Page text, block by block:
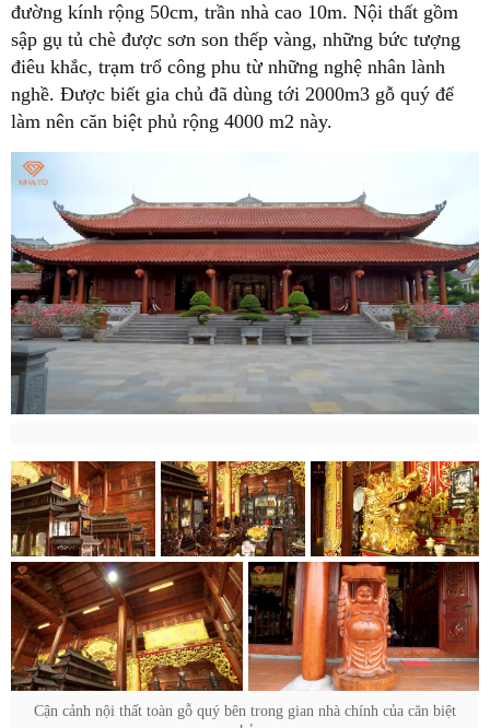
đường kính rộng 50cm, trần nhà cao 10m. Nội thất gồm
sập gụ tủ chè được sơn son thếp vàng, những bức tượng
điêu khắc, trạm trổ công phu từ những nghệ nhân lành
nghề. Được biết gia chủ đã dùng tới 2000m3 gỗ quý để
làm nên căn biệt phủ rộng 4000 m2 này.
Cận cảnh nội thất toàn gỗ quý bên trong gian nhà chính của căn biệt